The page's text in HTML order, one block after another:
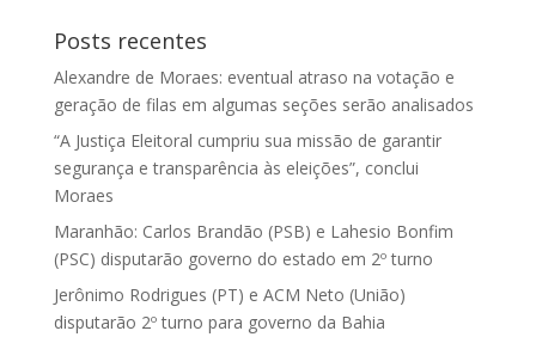
Posts recentes
Alexandre de Moraes: eventual atraso na votação e
geração de filas em algumas seções serão analisados
“A Justiça Eleitoral cumpriu sua missão de garantir
segurança e transparência às eleições”, conclui
Moraes
Maranhão: Carlos Brandão (PSB) e Lahesio Bonfim
(PSC) disputarão governo do estado em 2º turno
Jerônimo Rodrigues (PT) e ACM Neto (União)
disputarão 2º turno para governo da Bahia